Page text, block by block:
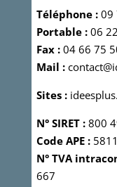
Téléphone :09
Portable :06
Fax :04 66 75
Mail :
Sites :
N° SIRET : 800
Code APE :
N° TVA
667